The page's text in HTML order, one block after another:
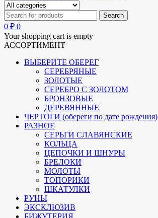
0 ₽ 0
Your shopping cart is empty
АССОРТИМЕНТ
ВЫБЕРИТЕ ОБЕРЕГ
СЕРЕБРЯНЫЕ
ЗОЛОТЫЕ
СЕРЕБРО С ЗОЛОТОМ
БРОНЗОВЫЕ
ДЕРЕВЯННЫЕ
ЧЕРТОГИ (обереги по дате рождения)
РАЗНОЕ
СЕРЬГИ СЛАВЯНСКИЕ
КОЛЬЦА
ЦЕПОЧКИ И ШНУРЫ
БРЕЛОКИ
МОЛОТЫ
ТОПОРИКИ
ШКАТУЛКИ
РУНЫ
ЭКСКЛЮЗИВ
БИЖУТЕРИЯ